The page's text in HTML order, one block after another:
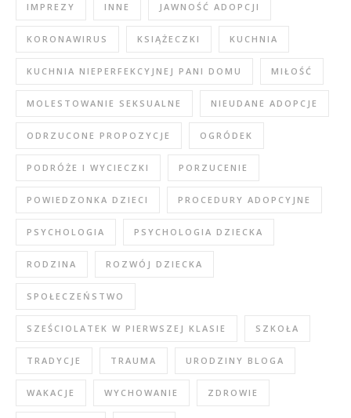
IMPREZY INNE JAWNOŚĆ ADOPCJI
KORONAWIRUS KSIĄŻECZKI KUCHNIA
KUCHNIA NIEPERFEKCYJNEJ PANI DOMU MIŁOŚĆ
MOLESTOWANIE SEKSUALNE NIEUDANE ADOPCJE
ODRZUCONE PROPOZYCJE OGRÓDEK
PODRÓŻE I WYCIECZKI PORZUCENIE
POWIEDZONKA DZIECI PROCEDURY ADOPCYJNE
PSYCHOLOGIA PSYCHOLOGIA DZIECKA
RODZINA ROZWÓJ DZIECKA
SPOŁECZEŃSTWO
SZEŚCIOLATEK W PIERWSZEJ KLASIE SZKOŁA
TRADYCJE TRAUMA URODZINY BLOGA
WAKACJE WYCHOWANIE ZDROWIE